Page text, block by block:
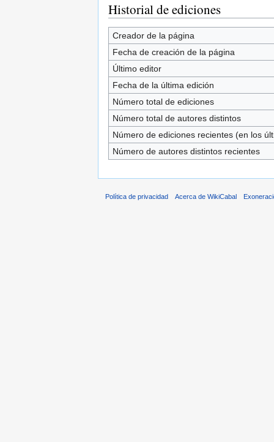
Historial de ediciones
Creador de la página
Fecha de creación de la página
Último editor
Fecha de la última edición
Número total de ediciones
Número total de autores distintos
Número de ediciones recientes (en los
Número de autores distintos recientes
Política de privacidad Acerca de WikiCabal